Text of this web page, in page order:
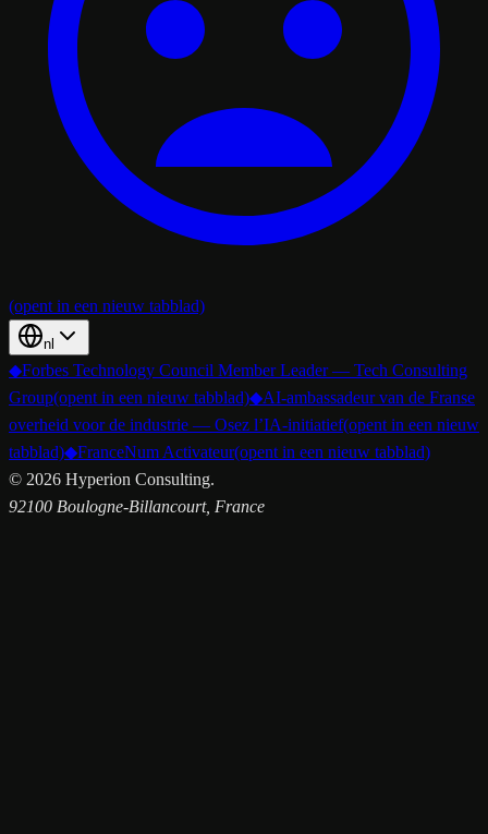
(opent in een nieuw tabblad)
nl
◆Forbes Technology Council Member Leader — Tech Consulting
Group(opent in een nieuw tabblad)◆AI-ambassadeur van de Franse
overheid voor de industrie — Osez l’IA-initiatief(opent in een nieuw
tabblad)◆FranceNum Activateur(opent in een nieuw tabblad)
© 2026 Hyperion Consulting.
92100 Boulogne-Billancourt, France